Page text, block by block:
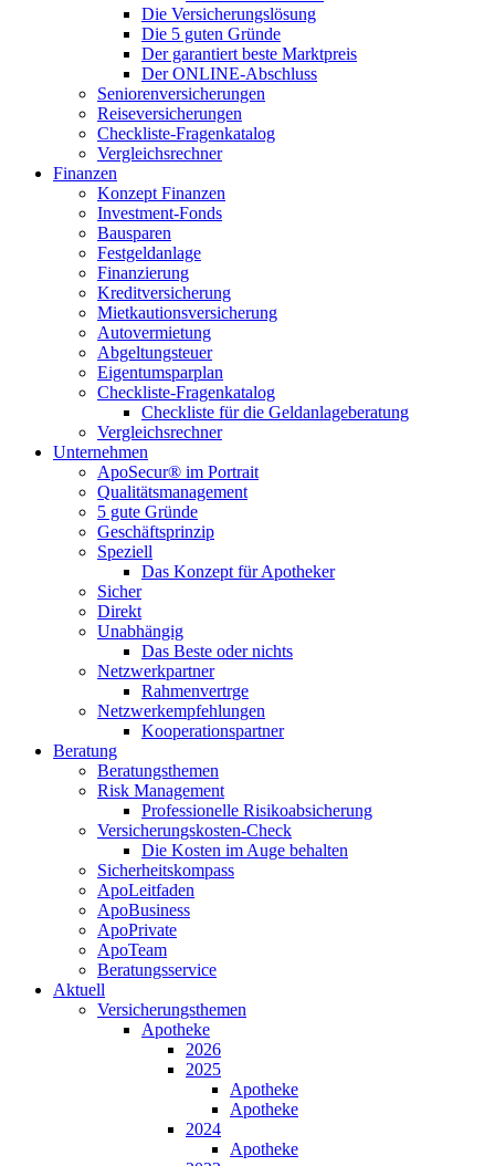
Die Versicherungslösung
Die 5 guten Gründe
Der garantiert beste Marktpreis
Der ONLINE-Abschluss
Seniorenversicherungen
Reiseversicherungen
Checkliste-Fragenkatalog
Vergleichsrechner
Finanzen
Konzept Finanzen
Investment-Fonds
Bausparen
Festgeldanlage
Finanzierung
Kreditversicherung
Mietkautionsversicherung
Autovermietung
Abgeltungsteuer
Eigentumsparplan
Checkliste-Fragenkatalog
Checkliste für die Geldanlageberatung
Vergleichsrechner
Unternehmen
ApoSecur® im Portrait
Qualitätsmanagement
5 gute Gründe
Geschäftsprinzip
Speziell
Das Konzept für Apotheker
Sicher
Direkt
Unabhängig
Das Beste oder nichts
Netzwerkpartner
Rahmenvertrge
Netzwerkempfehlungen
Kooperationspartner
Beratung
Beratungsthemen
Risk Management
Professionelle Risikoabsicherung
Versicherungskosten-Check
Die Kosten im Auge behalten
Sicherheitskompass
ApoLeitfaden
ApoBusiness
ApoPrivate
ApoTeam
Beratungsservice
Aktuell
Versicherungsthemen
Apotheke
2026
2025
Apotheke
Apotheke
2024
Apotheke